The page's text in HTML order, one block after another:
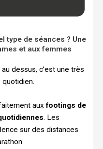
type de séances ? Une
et aux femmes
dessus, c’est une très
auxfootings de
. Les
sur des distances